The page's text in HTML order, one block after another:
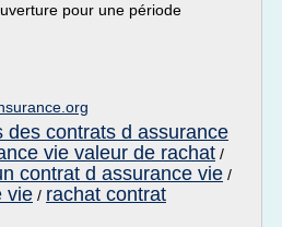
pour une période
des contrats d assurance
vie valeur de rachat /
contrat d assurance vie /
vie / rachat contrat